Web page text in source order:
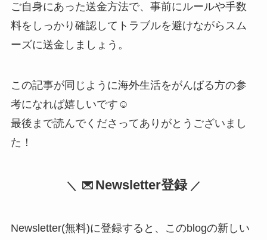
ご自身にあった送金方法で、事前にルールや手数
料をしっかり確認してトラブルを避けながらスム
ーズに送金しましょう。
この記事が同じように海外生活をがんばる方の参
考になれば嬉しいです☺︎
最後まで読んでくださってありがとうございまし
た！
＼ Newsletter登録 ／
Newsletter(無料)に登録すると、このblogの新しい